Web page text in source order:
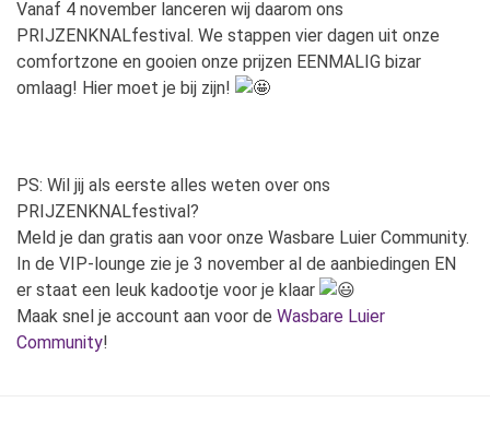
Vanaf 4 november lanceren wij daarom ons
PRIJZENKNALfestival. We stappen vier dagen uit onze
comfortzone en gooien onze prijzen EENMALIG bizar
omlaag! Hier moet je bij zijn!
PS: Wil jij als eerste alles weten over ons
PRIJZENKNALfestival?
Meld je dan gratis aan voor onze Wasbare Luier Community.
In de VIP-lounge zie je 3 november al de aanbiedingen EN
er staat een leuk kadootje voor je klaar
Maak snel je account aan voor de Wasbare Luier
Community!